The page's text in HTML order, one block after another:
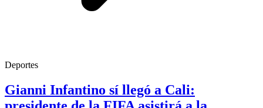
Deportes
Gianni Infantino sí llegó a Cali: